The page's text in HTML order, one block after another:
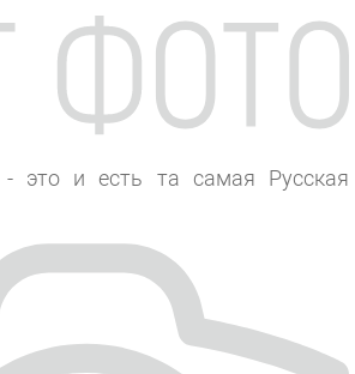
это и есть та самая Русская